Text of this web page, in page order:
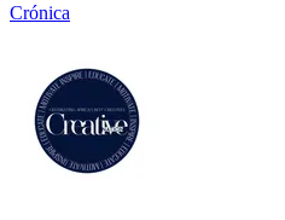
Crónica